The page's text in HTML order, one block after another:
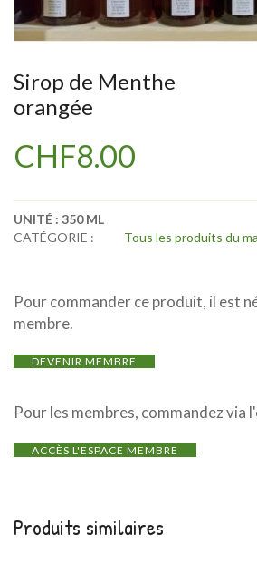
Sirop de Menthe
orangée
CHF8.00
UNITÉ : 350 ML
CATÉGORIE :
Tous les produits du
Pour commander ce produit, il est
membre.
DEVENIR MEMBRE
Pour les membres, commandez via
ACCÈS L'ESPACE MEMBRE
Produits similaires